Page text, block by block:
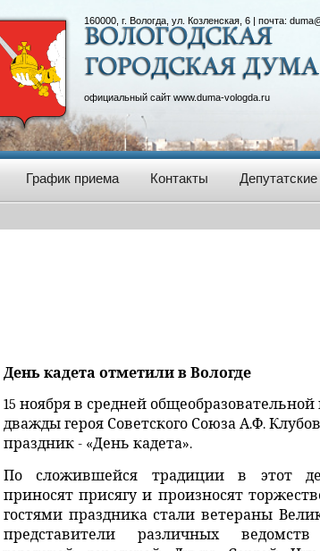
160000, г. Вологда, ул. Козленская, 6 | почта:
официальный сайт www.duma-vologda.ru
График приема Контакты
День кадета отметили в Вологде
15 ноября в средней
дважды героя Советского Союза А.Ф.
праздник - «День кадета».
По сложившейся традиции в этот
приносят присягу и произносят
гостями праздника стали ветераны
представители различных